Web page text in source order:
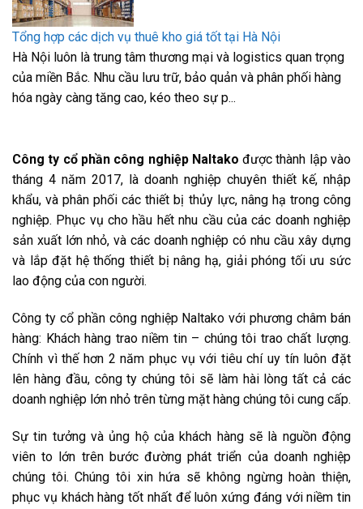
Tổng hợp các dịch vụ thuê kho giá tốt tại Hà Nội
Hà Nội luôn là trung tâm thương mại và logistics quan trọng
của miền Bắc. Nhu cầu lưu trữ, bảo quản và phân phối hàng
hóa ngày càng tăng cao, kéo theo sự p...
Công ty cổ phần công nghiệp Naltako được thành lập vào
tháng 4 năm 2017, là doanh nghiệp chuyên thiết kế, nhập
khẩu, và phân phối các thiết bị thủy lực, nâng hạ trong công
nghiệp. Phục vụ cho hầu hết nhu cầu của các doanh nghiệp
sản xuất lớn nhỏ, và các doanh nghiệp có nhu cầu xây dựng
và lắp đặt hệ thống thiết bị nâng hạ, giải phóng tối ưu sức
lao động của con người.
Công ty cổ phần công nghiệp Naltako với phương châm bán
hàng: Khách hàng trao niềm tin – chúng tôi trao chất lượng.
Chính vì thế hơn 2 năm phục vụ với tiêu chí uy tín luôn đặt
lên hàng đầu, công ty chúng tôi sẽ làm hài lòng tất cả các
doanh nghiệp lớn nhỏ trên từng mặt hàng chúng tôi cung cấp.
Sự tin tưởng và ủng hộ của khách hàng sẽ là nguồn động
viên to lớn trên bước đường phát triển của doanh nghiệp
chúng tôi. Chúng tôi xin hứa sẽ không ngừng hoàn thiện,
phục vụ khách hàng tốt nhất để luôn xứng đáng với niềm tin